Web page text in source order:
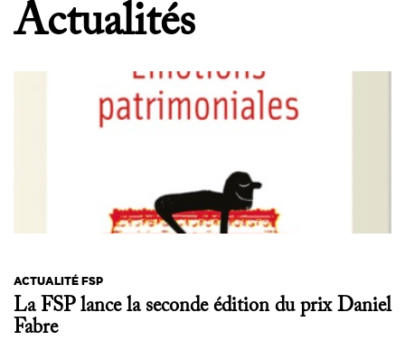
Actualités
ACTUALITÉ FSP
La FSP lance la seconde édition du prix Daniel
Fabre